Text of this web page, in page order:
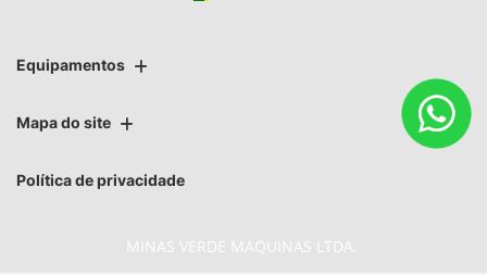
Equipamentos
Mapa do site
Política de privacidade
MINAS VERDE MAQUINAS LTDA.